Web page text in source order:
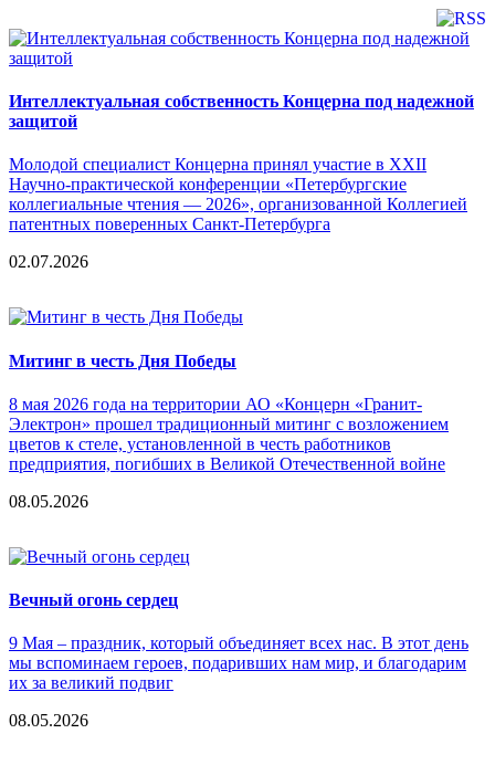
Интеллектуальная собственность Концерна под надежной
защитой
Молодой специалист Концерна принял участие в XXII
Научно-практической конференции «Петербургские
коллегиальные чтения — 2026», организованной Коллегией
патентных поверенных Санкт-Петербурга
02.07.2026
Митинг в честь Дня Победы
8 мая 2026 года на территории АО «Концерн «Гранит-
Электрон» прошел традиционный митинг с возложением
цветов к стеле, установленной в честь работников
предприятия, погибших в Великой Отечественной войне
08.05.2026
Вечный огонь сердец
9 Мая – праздник, который объединяет всех нас. В этот день
мы вспоминаем героев, подаривших нам мир, и благодарим
их за великий подвиг
08.05.2026